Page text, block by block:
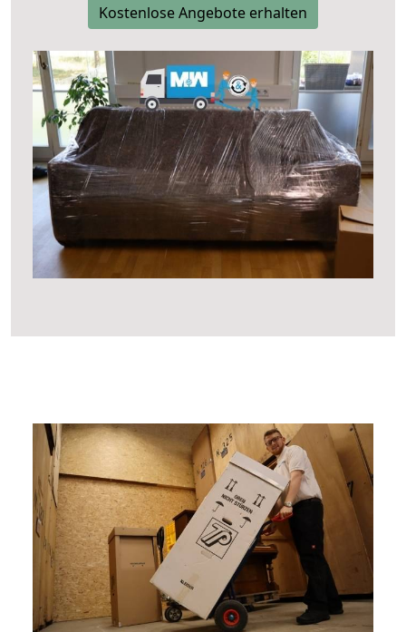
Kostenlose Angebote erhalten